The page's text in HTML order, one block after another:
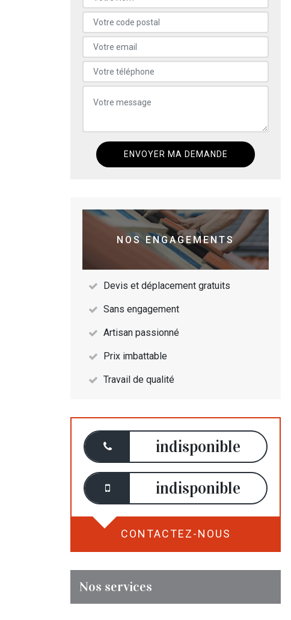
NOS ENGAGEMENTS
Devis et déplacement gratuits
Sans engagement
Artisan passionné
Prix imbattable
Travail de qualité
indisponible
indisponible
CONTACTEZ-NOUS
Nos services